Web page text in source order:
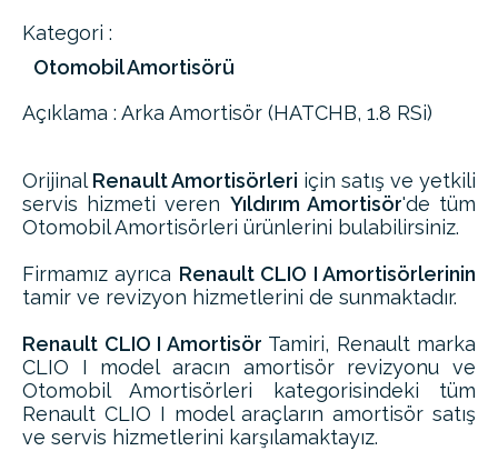
Kategori :
Otomobil Amortisörü
Açıklama : Arka Amortisör (HATCHB, 1.8 RSi)
Orijinal Renault Amortisörleri için satış ve yetkili
servis hizmeti veren Yıldırım Amortisör'de tüm
Otomobil Amortisörleri ürünlerini bulabilirsiniz.
Firmamız ayrıca Renault CLIO I Amortisörlerinin
tamir ve revizyon hizmetlerini de sunmaktadır.
Renault CLIO I Amortisör Tamiri, Renault marka
CLIO I model aracın amortisör revizyonu ve
Otomobil Amortisörleri kategorisindeki tüm
Renault CLIO I model araçların amortisör satış
ve servis hizmetlerini karşılamaktayız.